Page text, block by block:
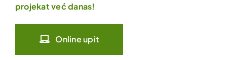
projekat već danas!
Online upit